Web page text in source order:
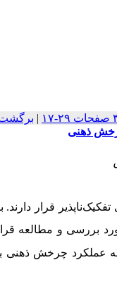
|
ذهنی
قرار دارند.
بررسی و مطالعه
عملکرد چرخش ذهنی